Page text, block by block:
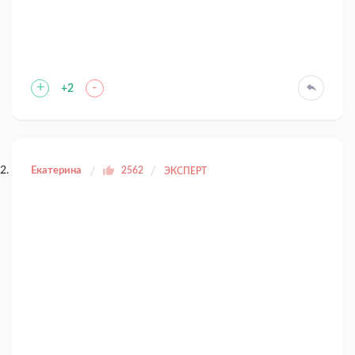
+ +2 -
Екатерина 2562 ЭКСПЕРТ